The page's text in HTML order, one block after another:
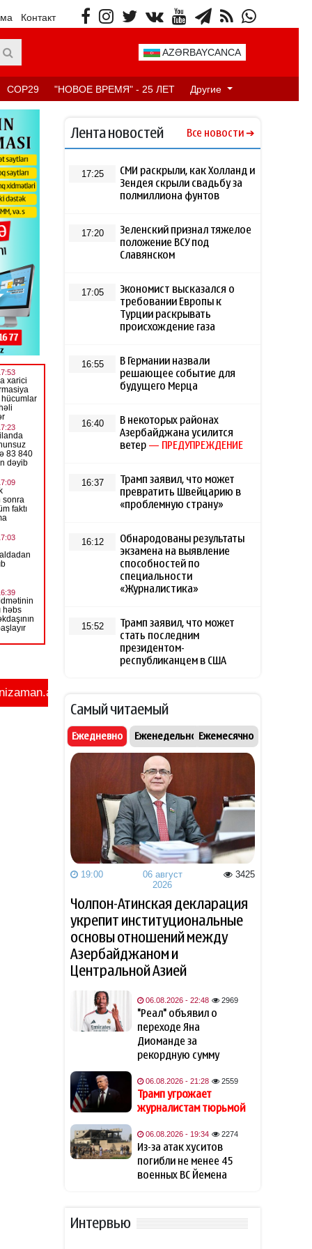
Контакт
AZƏRBAYCANCA
COP29 "НОВОЕ ВРЕМЯ" - 25 ЛЕТ Другие
Лента новостей Все новости
17:25
СМИ раскрыли, как Холланд и
Зендея скрыли свадьбу за
полмиллиона фунтов
17:20
Зеленский признал тяжелое
положение ВСУ под
Славянском
17:05
Экономист высказался о
требовании Европы к
Турции раскрывать
происхождение газа
16:55
В Германии назвали
решающее событие для
будущего Мерца
16:40
В некоторых районах
Азербайджана усилится
ветер — ПРЕДУПРЕЖДЕНИЕ
16:37
Трамп заявил, что может
превратить Швейцарию в
«проблемную страну»
16:12
Обнародованы результаты
экзамена на выявление
способностей по
специальности
«Журналистика»
15:52
Трамп заявил, что может
стать последним
президентом-
республиканцем в США
своей ностальгии по
Трамп высмеял владельцев
электромобилей и сравнил
их с больными
15:02
Захарова обвинила
Навроцкого в «клинической
русофобии» после фразы о
«москалях»
NTV: Турция, Саудовская
Аравия и Пакистан
объединились в военный
альянс
14:41
Навроцкий высказался о
поддержке Украины: «Там,
помогает»
14:31
Трамп: Иран хочет достичь
соглашения
14:14
Трамп считает Хабиба
Нурмагомедова своим
любимым бойцом
14:05
В разведке США
предупредили о возможном
«нападении России» на НАТО
отключению
электроэнергии
Самый читаемый
Ежедневно Еженедельно Ежемесячно
19:00
06 август
2026
3425
Чолпон-Атинская декларация
укрепит институциональные
основы отношений между
Азербайджаном и
Центральной Азией
06.08.2026 - 22:48 2969
"Реал" объявил о
переходе Яна
Диоманде за
рекордную сумму
06.08.2026 - 21:28 2559
Трамп угрожает
журналистам тюрьмой
06.08.2026 - 19:34 2274
Из-за атак хуситов
погибли не менее 45
военных ВС Йемена
Интервью